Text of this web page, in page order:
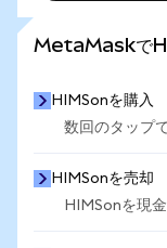
MetaMaskで
HIMSonを購入
数回のタップ
HIMSonを売却
HIMSonを現